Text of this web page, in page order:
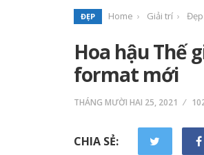
ĐẸP Home Giải trí Đẹp
Hoa hậu Thế
format mới
THÁNG MƯỜI HAI 25, 2021
CHIA SẺ: